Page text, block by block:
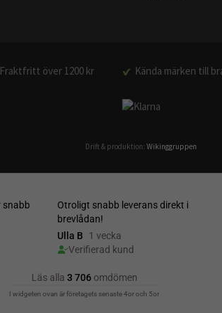
Fraktfritt över 1200 kr Kända märken till
Drift & produktion: Wikinggruppen